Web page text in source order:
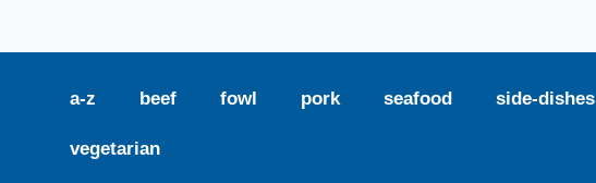
a-z beef fowl pork seafood side-dishes
vegetarian